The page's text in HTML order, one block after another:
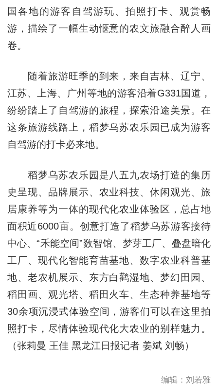
国各地的游客自驾游玩、拍照打卡、观赏畅
游，描绘了一幅生动惬意的农文旅融合醉人画
卷。
随着旅游旺季的到来，来自吉林、辽宁、
江苏、上海、广州等地的游客沿着G331国道，
纷纷踏上了自驾游的旅程，探索沿途美景。在
这条旅游线路上，稻梦乌苏农乐园已成为游客
自驾游的打卡必来地。
稻梦乌苏农乐园是八五九农场打造的集历
史呈现、品牌展示、农业科技、休闲观光、旅
居康养等为一体的现代化农业体验区，总占地
面积近6000亩。创意打造了稻梦乌苏游客接待
中心、“禾能空间”数智馆、梦芽工厂、叠盘暗化
工厂、现代化智能育苗基地、数字农业科普基
地、老农机展示、东方白鹳湿地、梦幻田园、
稻田画、观光塔、稻田火车、生态种养基地等
30余项沉浸式体验空间，游客们可以在这里拍
照打卡，尽情体验现代化大农业的别样魅力。
（张莉曼 王佳 黑龙江日报记者 姜斌 刘畅）
编辑：刘若雅